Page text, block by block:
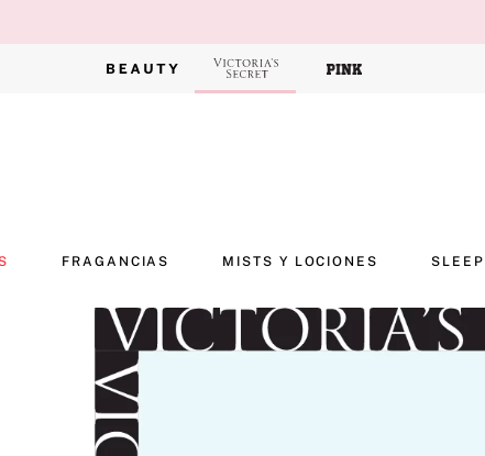
FRAGANCIAS MISTS Y LOCIONES SLEEP